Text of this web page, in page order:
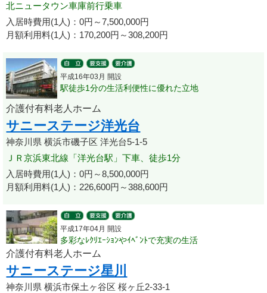
北ニュータウン車庫前行乗車
入居時費用(1人)：0円～7,500,000円
月額利用料(1人)：170,200円～308,200円
平成16年03月 開設
駅徒歩1分の生活利便性に優れた立地
介護付有料老人ホーム
サニーステージ洋光台
神奈川県 横浜市磯子区 洋光台5-1-5
ＪＲ京浜東北線「洋光台駅」下車、徒歩1分
入居時費用(1人)：0円～8,500,000円
月額利用料(1人)：226,600円～388,600円
平成17年04月 開設
多彩なﾚｸﾘｴｰｼｮﾝやｲﾍﾞﾝﾄで充実の生活
介護付有料老人ホーム
サニーステージ星川
神奈川県 横浜市保土ヶ谷区 桜ヶ丘2-33-1